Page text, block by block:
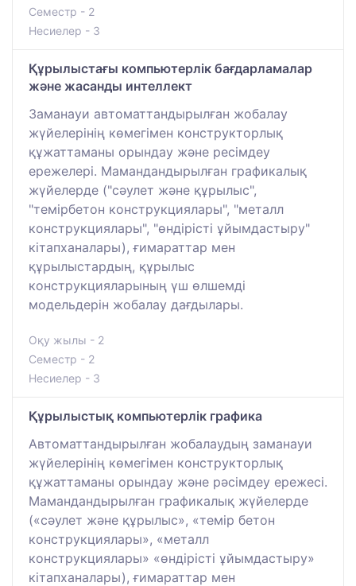
Семестр - 2
Несиелер - 3
Құрылыстағы компьютерлік бағдарламалар
және жасанды интеллект
Заманауи автоматтандырылған жобалау
жүйелерінің көмегімен конструкторлық
құжаттаманы орындау және ресімдеу
ережелері. Мамандандырылған графикалық
жүйелерде ("сәулет және құрылыс",
"темірбетон конструкциялары", "металл
конструкциялары", "өндірісті ұйымдастыру"
кітапханалары), ғимараттар мен
құрылыстардың, құрылыс
конструкцияларының үш өлшемді
модельдерін жобалау дағдылары.
Оқу жылы - 2
Семестр - 2
Несиелер - 3
Құрылыстық компьютерлік графика
Автоматтандырылған жобалаудың заманауи
жүйелерінің көмегімен конструкторлық
құжаттаманы орындау және рәсімдеу ережесі.
Мамандандырылған графикалық жүйелерде
(«сәулет және құрылыс», «темір бетон
конструкциялары», «металл
конструкциялары» «өндірісті ұйымдастыру»
кітапханалары), ғимараттар мен